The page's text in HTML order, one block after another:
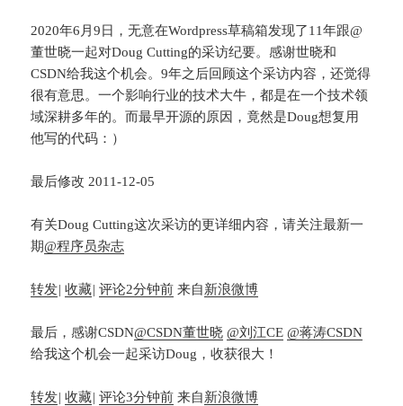
2020年6月9日，无意在Wordpress草稿箱发现了11年跟@
董世晓一起对Doug Cutting的采访纪要。感谢世晓和
CSDN给我这个机会。9年之后回顾这个采访内容，还觉得
很有意思。一个影响行业的技术大牛，都是在一个技术领
域深耕多年的。而最早开源的原因，竟然是Doug想复用
他写的代码：）
最后修改 2011-12-05
有关Doug Cutting这次采访的更详细内容，请关注最新一
期@程序员杂志
转发| 收藏| 评论2分钟前 来自新浪微博
最后，感谢CSDN@CSDN董世晓 @刘江CE @蒋涛CSDN
给我这个机会一起采访Doug，收获很大！
转发| 收藏| 评论3分钟前 来自新浪微博